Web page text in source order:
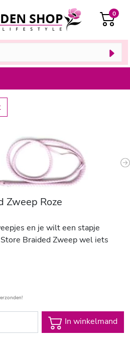
0
Zweep Roze
en je wilt een stapje
Braided Zweep wel iets
In winkelmand